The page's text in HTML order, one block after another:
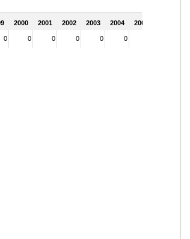
2000 2001 2002 2003 2004 2005
0 0 0 0 0 0